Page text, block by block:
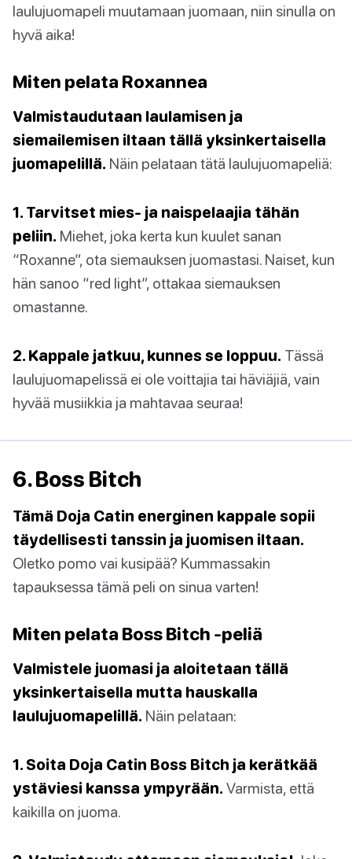
laulujuomapeli muutamaan juomaan, niin sinulla on
hyvä aika!
Miten pelata Roxannea
Valmistaudutaan laulamisen ja
siemailemisen iltaan tällä yksinkertaisella
juomapelillä. Näin pelataan tätä laulujuomapeliä:
1. Tarvitset mies- ja naispelaajia tähän
peliin. Miehet, joka kerta kun kuulet sanan
“Roxanne”, ota siemauksen juomastasi. Naiset, kun
hän sanoo “red light”, ottakaa siemauksen
omastanne.
2. Kappale jatkuu, kunnes se loppuu. Tässä
laulujuomapelissä ei ole voittajia tai häviäjiä, vain
hyvää musiikkia ja mahtavaa seuraa!
6. Boss Bitch
Tämä Doja Catin energinen kappale sopii
täydellisesti tanssin ja juomisen iltaan.
Oletko pomo vai kusipää? Kummassakin
tapauksessa tämä peli on sinua varten!
Miten pelata Boss Bitch -peliä
Valmistele juomasi ja aloitetaan tällä
yksinkertaisella mutta hauskalla
laulujuomapelillä. Näin pelataan:
1. Soita Doja Catin Boss Bitch ja kerätkää
ystäviesi kanssa ympyrään. Varmista, että
kaikilla on juoma.